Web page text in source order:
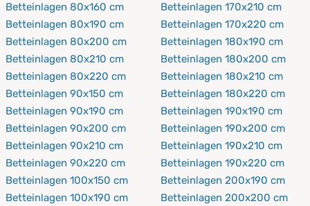
Betteinlagen 80x160 cm
Betteinlagen 80x190 cm
Betteinlagen 80x200 cm
Betteinlagen 80x210 cm
Betteinlagen 80x220 cm
Betteinlagen 90x150 cm
Betteinlagen 90x190 cm
Betteinlagen 90x200 cm
Betteinlagen 90x210 cm
Betteinlagen 90x220 cm
Betteinlagen 100x150 cm
Betteinlagen 100x190 cm
Betteinlagen 170x210 cm
Betteinlagen 170x220 cm
Betteinlagen 180x190 cm
Betteinlagen 180x200 cm
Betteinlagen 180x210 cm
Betteinlagen 180x220 cm
Betteinlagen 190x190 cm
Betteinlagen 190x200 cm
Betteinlagen 190x210 cm
Betteinlagen 190x220 cm
Betteinlagen 200x190 cm
Betteinlagen 200x200 cm